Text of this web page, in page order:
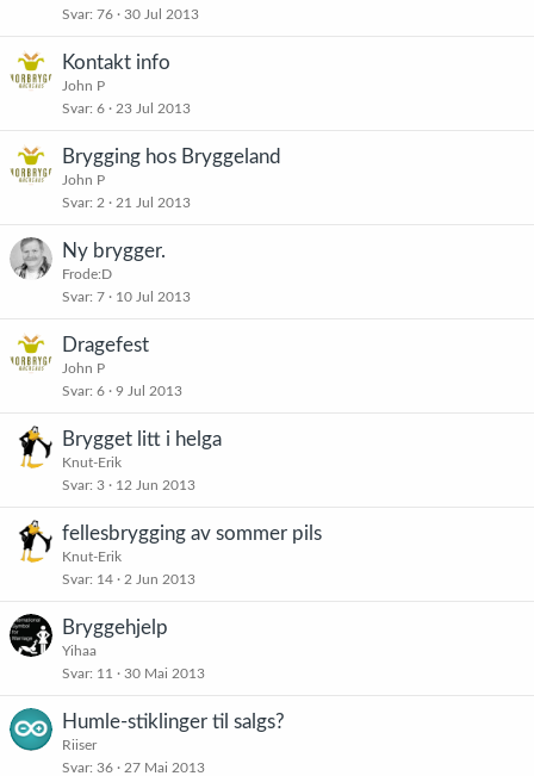
Svar 76 30 Jul 2013
Kontakt info
John P
Svar 6 23 Jul 2013
Brygging hos Bryggeland
John P
Svar 2 21 Jul 2013
Ny brygger.
Frode:D
Svar 7 10 Jul 2013
Dragefest
John P
Svar 6 9 Jul 2013
Brygget litt i helga
Knut-Erik
Svar 3 12 Jun 2013
fellesbrygging av sommer pils
Knut-Erik
Svar 14 2 Jun 2013
Bryggehjelp
Yihaa
Svar 11 30 Mai 2013
Humle-stiklinger til salgs?
Riiser
Svar 36 27 Mai 2013